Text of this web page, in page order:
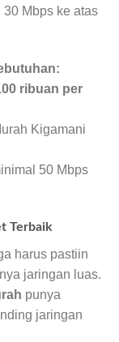
Mbps ke atas
ribuan per
Kigamani
50 Mbps
Terbaik
harus pastiin
jaringan luas.
punya
jaringan